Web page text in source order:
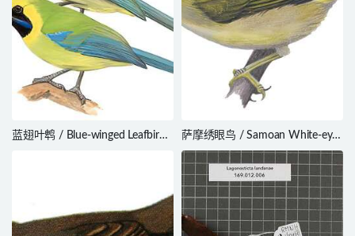
蓝翅叶鹎 / Blue-winged Leafbird /
萨摩绣眼鸟 / Samoan White-eye
/ Zosterops samoensis